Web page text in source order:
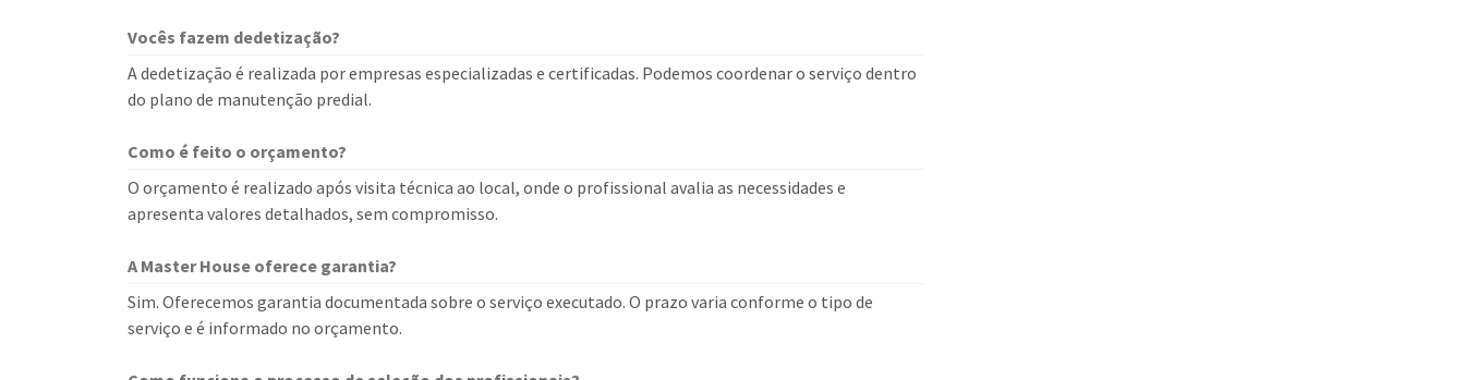
Vocês fazem dedetização?
A dedetização é realizada por empresas especializadas e certificadas. Podemos coordenar o serviço dentro
do plano de manutenção predial.
Como é feito o orçamento?
O orçamento é realizado após visita técnica ao local, onde o profissional avalia as necessidades e
apresenta valores detalhados, sem compromisso.
A Master House oferece garantia?
Sim. Oferecemos garantia documentada sobre o serviço executado. O prazo varia conforme o tipo de
serviço e é informado no orçamento.